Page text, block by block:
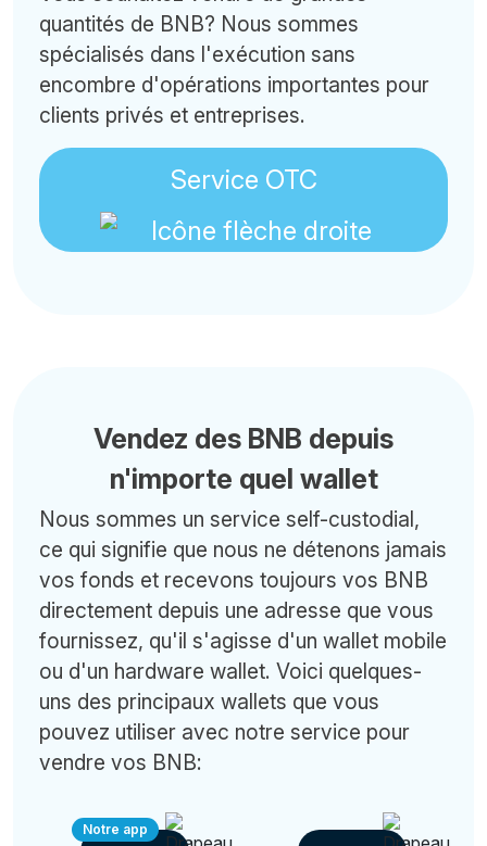
quantités de BNB? Nous sommes
spécialisés dans l'exécution sans
encombre d'opérations importantes pour
clients privés et entreprises.
Service OTC
Vendez des BNB depuis
n'importe quel wallet
Nous sommes un service self-custodial,
ce qui signifie que nous ne détenons jamais
vos fonds et recevons toujours vos BNB
directement depuis une adresse que vous
fournissez, qu'il s'agisse d'un wallet mobile
ou d'un hardware wallet. Voici quelques-
uns des principaux wallets que vous
pouvez utiliser avec notre service pour
vendre vos BNB:
Notre app